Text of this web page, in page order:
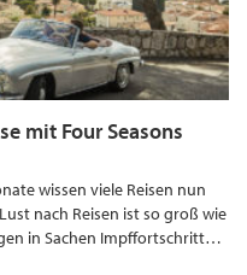
mit Four Seasons
wissen viele Reisen nun
nach Reisen ist so groß wie
in Sachen Impffortschritt…